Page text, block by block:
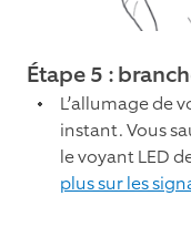
Étape 5 :
L’allumage de
instant. Vous
le voyant LED
plus sur les